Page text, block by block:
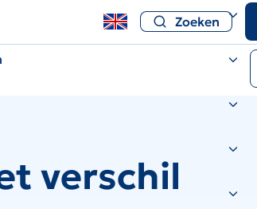
Zoeken
verschil